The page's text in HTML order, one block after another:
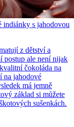
indiánky s jahodovou
z dětství a
postup ale není nijak
čokoláda na
na jahodové
má jemně
základ si můžete
sušenkách.